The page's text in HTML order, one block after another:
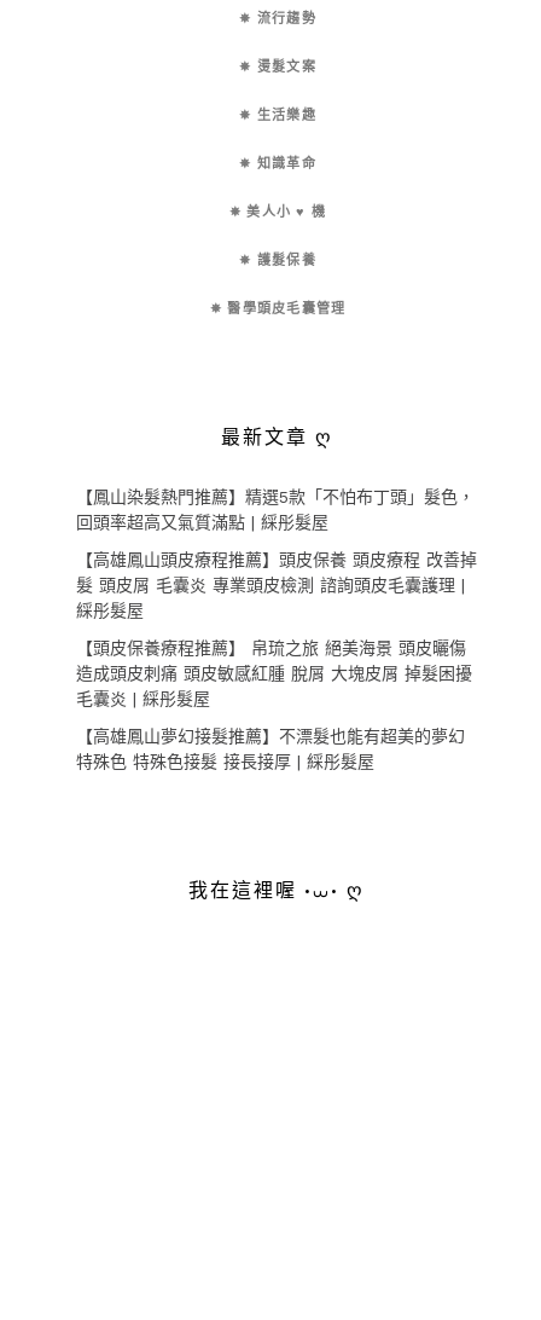
✵ 流行趨勢
✵ 燙髮文案
✵ 生活樂趣
✵ 知識革命
✵ 美人小 ♥ 機
✵ 護髮保養
✵ 醫學頭皮毛囊管理
最新文章 ღ
【鳳山染髮熱門推薦】精選5款「不怕布丁頭」髮色，
回頭率超高又氣質滿點 | 綵彤髮屋
【高雄鳳山頭皮療程推薦】頭皮保養 頭皮療程 改善掉
髮 頭皮屑 毛囊炎 專業頭皮檢測 諮詢頭皮毛囊護理 |
綵彤髮屋
【頭皮保養療程推薦】 帛琉之旅 絕美海景 頭皮曬傷
造成頭皮刺痛 頭皮敏感紅腫 脫屑 大塊皮屑 掉髮困擾
毛囊炎 | 綵彤髮屋
【高雄鳳山夢幻接髮推薦】不漂髮也能有超美的夢幻
特殊色 特殊色接髮 接長接厚 | 綵彤髮屋
我在這裡喔 •⩊• ღ